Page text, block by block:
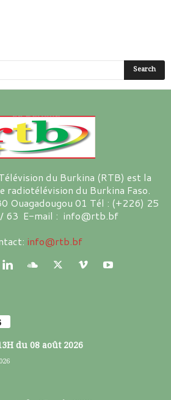
du Burkina (RTB) est la
radiotélévision du Burkina Faso.
Ouagadougou 01 Tél : (+226) 25
63 E-mail : info@rtb.bf
info@rtb.bf
du 08 août 2026